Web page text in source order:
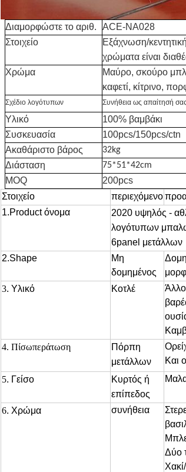
Διαμορφώστε το αριθ.
ACE-NA028
Στοιχείο
Εξάχνωση/
χρώματα είναι
Χρώμα
Μαύρο, σκούρο
καφετί, κίτρινο,
Σχέδιο λογότυπων Συνήθεια ως απαίτησή σας
Υλικό
100% βαμβάκι
Συσκευασία
100pcs/150pcs/ctn
Ακαθάριστο βάρος
32kg
Διάσταση 75*51*42cm
MOQ
200pcs
Στοιχείο
περιεχόμενο
1.Product όνομα
2020 υψηλός -
λογότυπων
6panel μετάλλων
2.Shape
Μη
δομημένος
3. Υλικό Κοτλέ
4. Πίσωπεράτωση
Πόρπη
μετάλλων
Και
5. Γείσο
Κυρτός ή
επίπεδος
6. Χρώμα συνήθεια
Δύο